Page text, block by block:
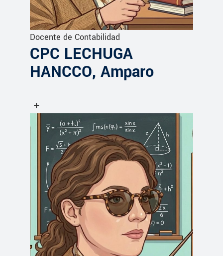
Docente de Contabilidad
CPC LECHUGA
HANCCO, Amparo